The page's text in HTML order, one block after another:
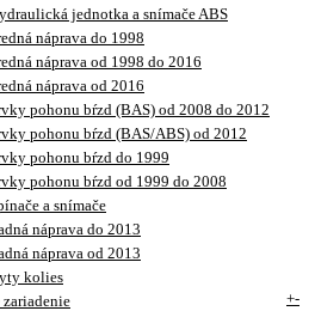
jednotka a snímače ABS
náprava do 1998
náprava od 1998 do 2016
náprava od 2016
pohonu bŕzd (BAS) od 2008 do 2012
pohonu bŕzd (BAS/ABS) od 2012
pohonu bŕzd do 1999
pohonu bŕzd od 1999 do 2008
a snímače
náprava do 2013
náprava od 2013
kolies
+-